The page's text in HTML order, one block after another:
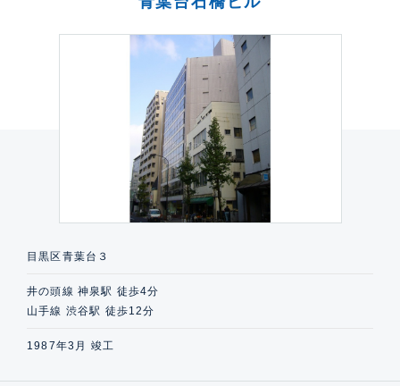
目黒区青葉台３
井の頭線 神泉駅 徒歩4分
山手線 渋谷駅 徒歩12分
1987年3月 竣工